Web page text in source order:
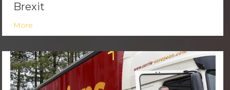
Brexit
More